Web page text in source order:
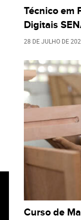
Técnico em
Digitais
28 DE JULHO DE
Curso de